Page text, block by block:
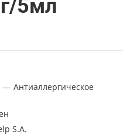
5мл
— Антиаллергическое
S.A.